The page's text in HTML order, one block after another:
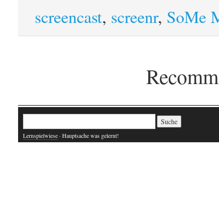
screencast, screenr, SoMe
Lernspielwiese · Hauptsache was gelernt!